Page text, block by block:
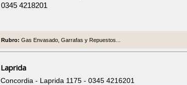
0345 4218201
Rubro: Gas Envasado, Garrafas y Repuestos...
Laprida
Concordia - Laprida 1175 - 0345 4216201